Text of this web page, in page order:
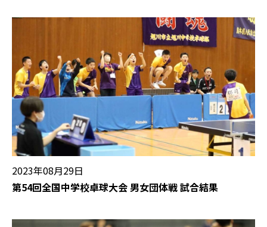
2023年08月29日
第54回全国中学校卓球大会 男女団体戦 試合結果